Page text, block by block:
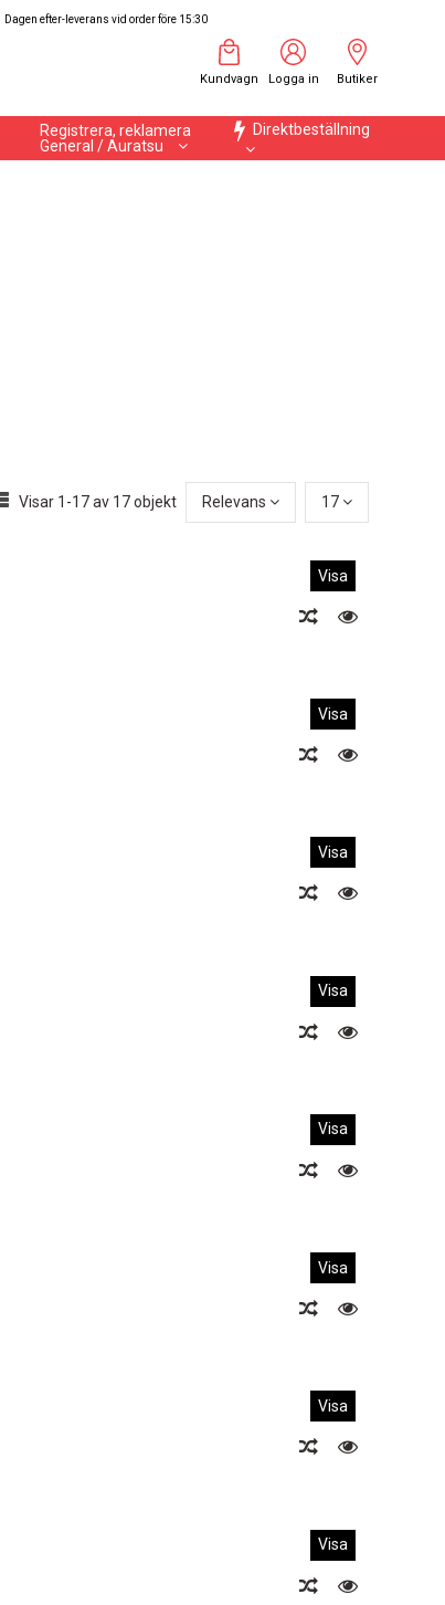
Dagen efter-leverans vid order före 15:30
Kundvagn Logga in Butiker
Registrera, reklamera
General / Auratsu
Direktbeställning
Visar 1-17 av 17 objekt Relevans 17
Visa
Visa
Visa
Visa
Visa
Visa
Visa
Visa